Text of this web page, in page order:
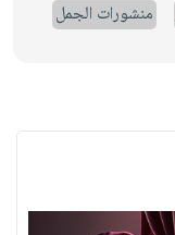
منشورات الجمل